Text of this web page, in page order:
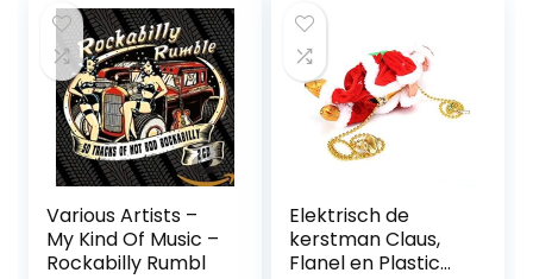
Various Artists –
My Kind Of Music –
Rockabilly Rumbl
Elektrisch de
kerstman Claus,
Flanel en Plastic